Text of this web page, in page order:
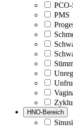
PMS
HNO-Bereich